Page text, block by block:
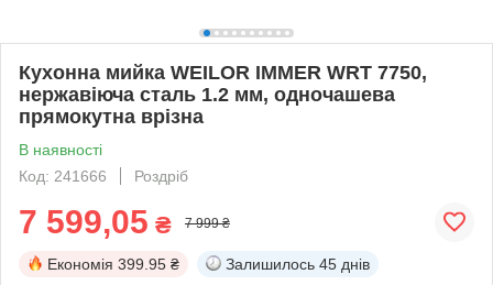
Кухонна мийка WEILOR IMMER WRT 7750,
нержавіюча сталь 1.2 мм, одночашева
прямокутна врізна
В наявності
Код: 241666
Роздріб
7 599,05 ₴ 7 999 ₴
Економія 399.95 ₴ Залишилось 45 днів